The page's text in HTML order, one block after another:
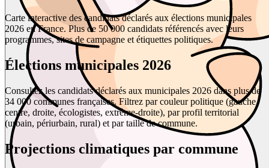
Carte interactive des candidats déclarés aux élections municipales
2026 en France. Plus de 50 000 candidats référencés avec leurs
programmes, sites de campagne et étiquettes politiques.
Élections municipales 2026
Consultez les candidats déclarés aux municipales 2026 dans plus de
34 000 communes françaises. Filtrez par couleur politique (gauche,
centre, droite, écologistes, extrême-droite), par profil territorial
(urbain, périurbain, rural) et par taille de commune.
Projections climatiques par commune